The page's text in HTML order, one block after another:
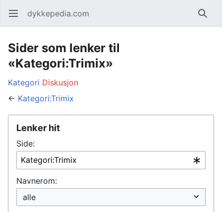
Åpne hovedmenyen dykkepedia.com Søk
Sider som lenker til
«Kategori:Trimix»
Kategori Diskusjon
← Kategori:Trimix
Lenker hit
Side:
Navnerom: